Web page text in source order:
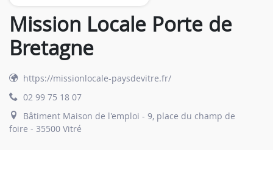
Mission Locale Porte de
Bretagne
https://missionlocale-paysdevitre.fr/
02 99 75 18 07
Bâtiment Maison de l'emploi - 9, place du champ de
foire - 35500 Vitré